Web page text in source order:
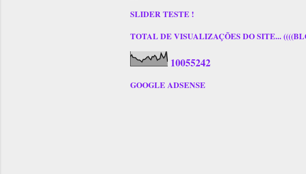
SLIDER TESTE !
TOTAL DE VISUALIZAÇÕES DO SITE...
10055242
GOOGLE ADSENSE